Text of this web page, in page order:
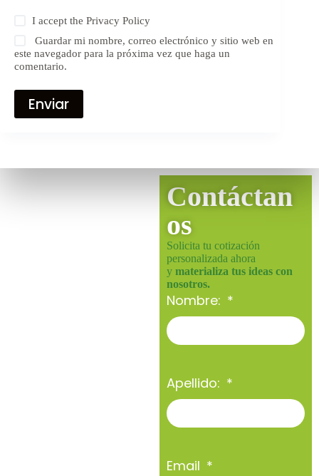
I accept thePrivacy Policy
Guardar mi nombre, correo electrónico y sitio web en
este navegador para la próxima vez que haga un
comentario.
Enviar
Contáctan
os
Solicita tu cotización
personalizada ahora
y materializa tus ideas con
nosotros.
Nombre:
Apellido:
Email